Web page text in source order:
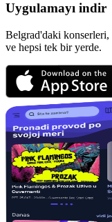
Uygulamayı indir
Belgrad'daki
ve hepsi tek bir yerde.